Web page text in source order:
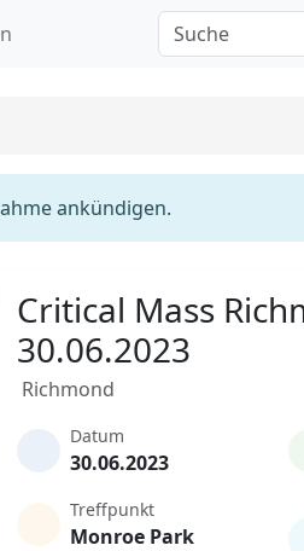
ankündigen.
Critical Mass
30.06.2023
Richmond
Datum
30.06.2023
Treffpunkt
Monroe Park